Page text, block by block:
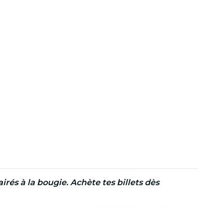
à la bougie. Achète tes billets dès